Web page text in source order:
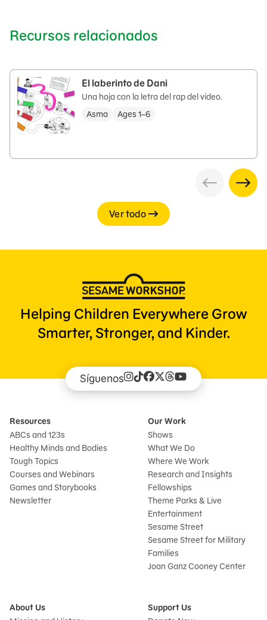
Recursos relacionados
El laberinto de Dani
Una hoja con la letra del rap del video.
Asma
Ages 1–6
Ver todo
Helping Children Everywhere Grow
Smarter, Stronger, and Kinder.
Síguenos
Resources
ABCs and 123s
Healthy Minds and Bodies
Tough Topics
Courses and Webinars
Games and Storybooks
Newsletter
Our Work
Shows
What We Do
Where We Work
Research and Insights
Fellowships
Theme Parks & Live
Entertainment
Sesame Street
Sesame Street for Military
Families
Joan Ganz Cooney Center
About Us
Support Us